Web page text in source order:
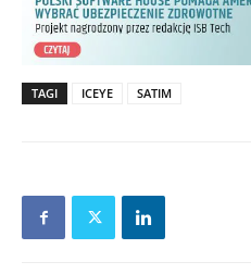
TAGI ICEYE SATIM